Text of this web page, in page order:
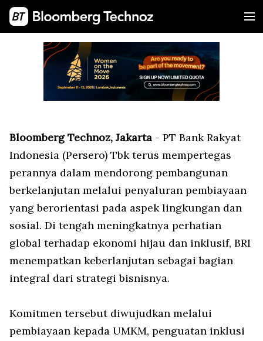
Bloomberg Technoz, Jakarta - PT Bank Rakyat
Indonesia (Persero) Tbk terus mempertegas
perannya dalam mendorong pembangunan
berkelanjutan melalui penyaluran pembiayaan
yang berorientasi pada aspek lingkungan dan
sosial. Di tengah meningkatnya perhatian
global terhadap ekonomi hijau dan inklusif, BRI
menempatkan keberlanjutan sebagai bagian
integral dari strategi bisnisnya.
Komitmen tersebut diwujudkan melalui
pembiayaan kepada UMKM, penguatan inklusi